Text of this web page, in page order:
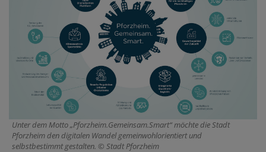
Unter dem Motto „Pforzheim.Gemeinsam.Smart“ möchte die Stadt
Pforzheim den digitalen Wandel gemeinwohlorientiert und
selbstbestimmt gestalten.
Stadt Pforzheim